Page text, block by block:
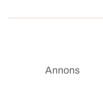
Annons